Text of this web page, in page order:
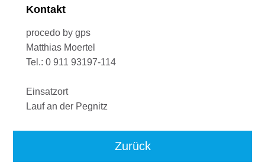
Kontakt
procedo by gps
Matthias Moertel
Tel.: 0 911 93197-114
Einsatzort
Lauf an der Pegnitz
Zurück